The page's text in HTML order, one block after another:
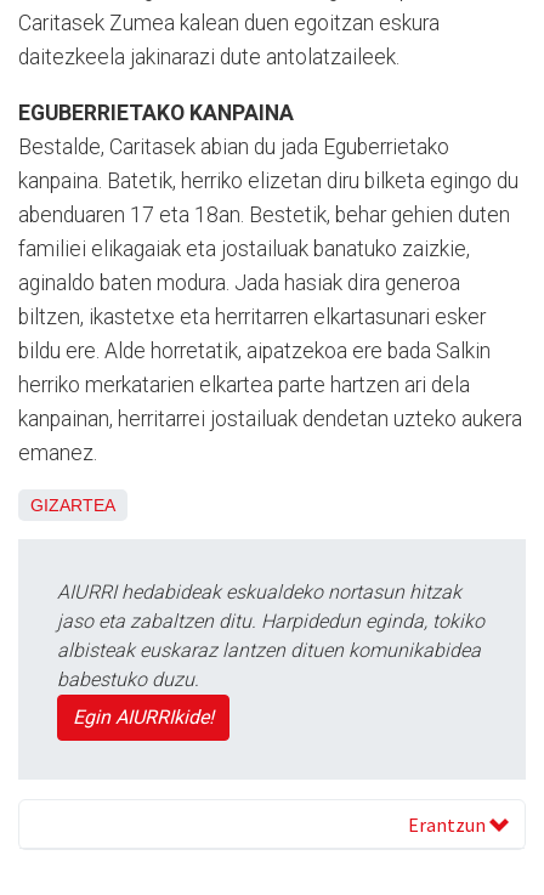
Caritasek Zumea kalean duen egoitzan eskura
daitezkeela jakinarazi dute antolatzaileek.
EGUBERRIETAKO KANPAINA
Bestalde, Caritasek abian du jada Eguberrietako
kanpaina. Batetik, herriko elizetan diru bilketa egingo du
abenduaren 17 eta 18an. Bestetik, behar gehien duten
familiei elikagaiak eta jostailuak banatuko zaizkie,
aginaldo baten modura. Jada hasiak dira generoa
biltzen, ikastetxe eta herritarren elkartasunari esker
bildu ere. Alde horretatik, aipatzekoa ere bada Salkin
herriko merkatarien elkartea parte hartzen ari dela
kanpainan, herritarrei jostailuak dendetan uzteko aukera
emanez.
GIZARTEA
AIURRI hedabideak eskualdeko nortasun hitzak
jaso eta zabaltzen ditu. Harpidedun eginda, tokiko
albisteak euskaraz lantzen dituen komunikabidea
babestuko duzu.
Egin AIURRIkide!
Erantzun